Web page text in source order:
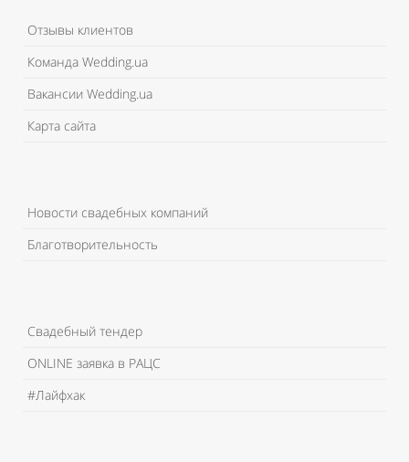
Отзывы клиентов
Команда Wedding.ua
Вакансии Wedding.ua
Карта сайта
Новости свадебных компаний
Благотворительность
Свадебный тендер
ONLINE заявка в РАЦС
#Лайфхак